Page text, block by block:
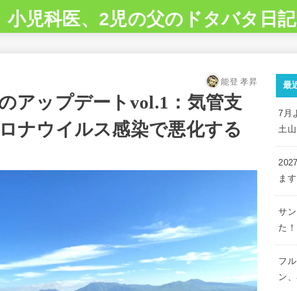
小児科医、2児の父のドタバタ日記
能登 孝昇
アップデートvol.1：気管支
ナウイルス感染で悪化する
最
7月
土山
ます
サ
た
フ
ン